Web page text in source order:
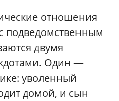
отношения
подведомственным
двумя
Один —
уволенный
домой, и сын